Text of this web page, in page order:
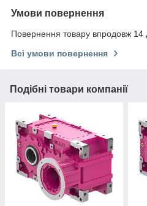
Умови повернення
Повернення товару впродовж 14
Всі умови повернення
Подібні товари компанії